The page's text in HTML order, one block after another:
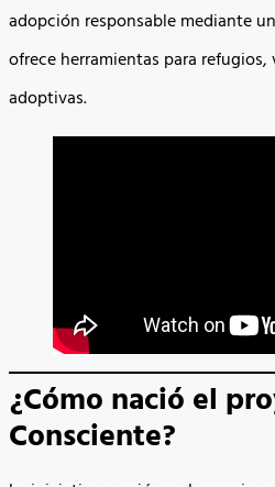
adopción responsable mediante
ofrece herramientas para
adoptivas.
¿Cómo nació el
Consciente?